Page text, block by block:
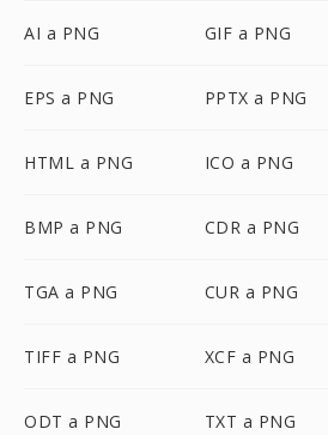
AI a PNG GIF a PNG
EPS a PNG PPTX a PNG
HTML a PNG ICO a PNG
BMP a PNG CDR a PNG
TGA a PNG CUR a PNG
TIFF a PNG XCF a PNG
ODT a PNG TXT a PNG